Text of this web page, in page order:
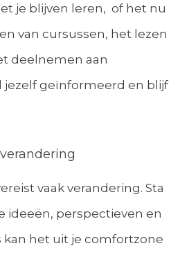
je blijven leren, of het nu
van cursussen, het lezen
deelnemen aan
jezelf geïnformeerd en blijf
vaak verandering. Sta
ideeën, perspectieven en
kan het uit je comfortzone